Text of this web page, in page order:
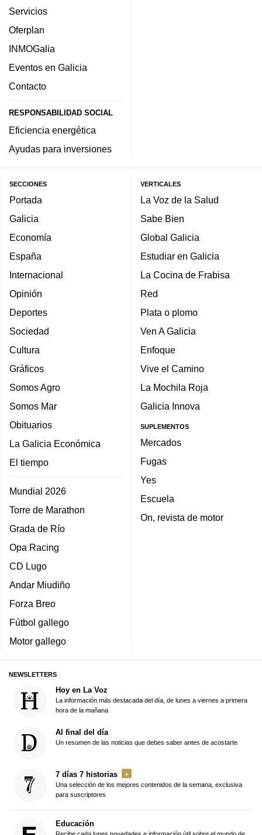
Servicios
Oferplan
INMOGalia
Eventos en Galicia
Contacto
RESPONSABILIDAD SOCIAL
Eficiencia energética
Ayudas para inversiones
SECCIONES
Portada
Galicia
Economía
España
Internacional
Opinión
Deportes
Sociedad
Cultura
Gráficos
Somos Agro
Somos Mar
Obituarios
La Galicia Económica
El tiempo
Mundial 2026
Torre de Marathon
Grada de Río
Opa Racing
CD Lugo
Andar Miudiño
Forza Breo
Fútbol gallego
Motor gallego
VERTICALES
La Voz de la Salud
Sabe Bien
Global Galicia
Estudiar en Galicia
La Cocina de Frabisa
Red
Plata o plomo
Ven A Galicia
Enfoque
Vive el Camino
La Mochila Roja
Galicia Innova
SUPLEMENTOS
Mercados
Fugas
Yes
Escuela
On, revista de motor
NEWSLETTERS
Hoy en La Voz
La información más destacada del día, de lunes a viernes a primera
hora de la mañana
Al final del día
Un resumen de las noticias que debes saber antes de acostarte
7 días 7 historias
Una selección de los mejores contenidos de la semana, exclusiva
para suscriptores
Educación